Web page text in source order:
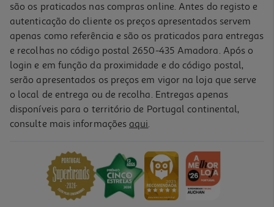
-35%
4.5
Limpeza Sonasol Casa Banho Brilhante Spray 500ml
Price reduced from
são os praticados nas compras online. Antes do registo e
autenticação do cliente os preços apresentados servem
apenas como referência e são os praticados para entregas
e recolhas no código postal 2650-435 Amadora. Após o
login e em função da proximidade e do código postal,
serão apresentados os preços em vigor na loja que serve
o local de entrega ou de recolha. Entregas apenas
disponíveis para o território de Portugal continental,
consulte mais informações aqui.